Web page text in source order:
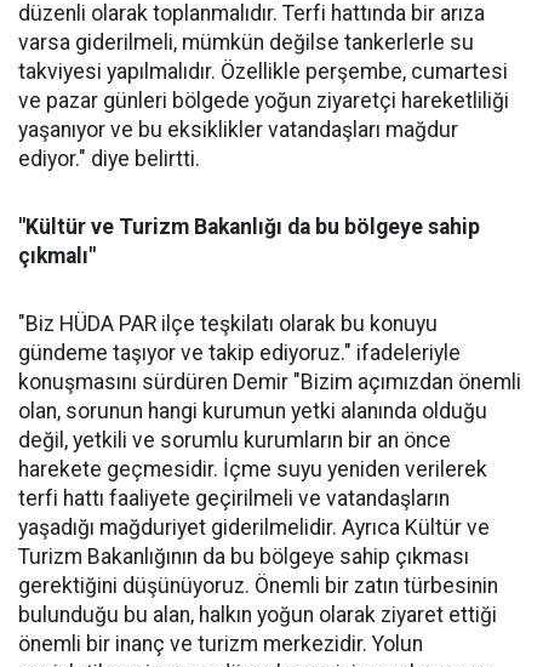
düzenli olarak toplanmalıdır. Terfi hattında bir arıza
varsa giderilmeli, mümkün değilse tankerlerle su
takviyesi yapılmalıdır. Özellikle perşembe, cumartesi
ve pazar günleri bölgede yoğun ziyaretçi hareketliliği
yaşanıyor ve bu eksiklikler vatandaşları mağdur
ediyor." diye belirtti.
"Kültür ve Turizm Bakanlığı da bu bölgeye sahip
çıkmalı"
"Biz HÜDA PAR ilçe teşkilatı olarak bu konuyu
gündeme taşıyor ve takip ediyoruz." ifadeleriyle
konuşmasını sürdüren Demir "Bizim açımızdan önemli
olan, sorunun hangi kurumun yetki alanında olduğu
değil, yetkili ve sorumlu kurumların bir an önce
harekete geçmesidir. İçme suyu yeniden verilerek
terfi hattı faaliyete geçirilmeli ve vatandaşların
yaşadığı mağduriyet giderilmelidir. Ayrıca Kültür ve
Turizm Bakanlığının da bu bölgeye sahip çıkması
gerektiğini düşünüyoruz. Önemli bir zatın türbesinin
bulunduğu bu alan, halkın yoğun olarak ziyaret ettiği
önemli bir inanç ve turizm merkezidir. Yolun